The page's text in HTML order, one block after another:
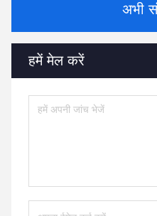
अभी
हमें मेल करें